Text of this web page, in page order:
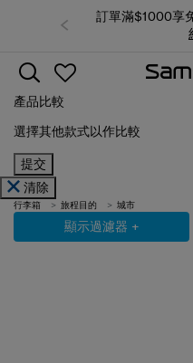
夏日限時優
受條款及細則
產品比較
選擇其他款式以作比較
提交
清除
行李箱 旅程目的 城市
顯示過濾器 +